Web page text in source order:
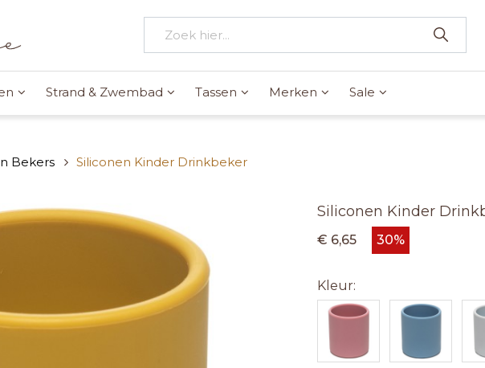
Strand & Zwembad Tassen Merken Sale
Bekers Siliconen Kinder Drinkbeker
Siliconen Kinder
€ 6,65 30%
Kleur: